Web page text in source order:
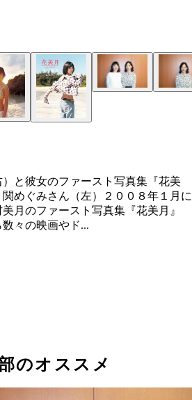
と彼女のファースト写真集『花美
めぐみさん（左）２００８年１月に
月のファースト写真集『花美月』
数々の映画やド...
のオススメ